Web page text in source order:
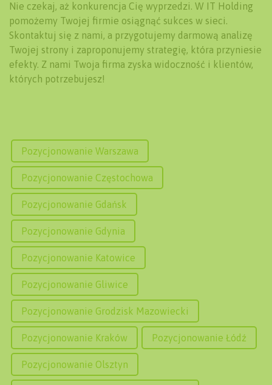
Nie czekaj, aż konkurencja Cię wyprzedzi. W IT Holding
pomożemy Twojej firmie osiągnąć sukces w sieci.
Skontaktuj się z nami, a przygotujemy darmową analizę
Twojej strony i zaproponujemy strategię, która przyniesie
efekty. Z nami Twoja firma zyska widoczność i klientów,
których potrzebujesz!
Pozycjonowanie Warszawa
Pozycjonowanie Częstochowa
Pozycjonowanie Gdańsk
Pozycjonowanie Gdynia
Pozycjonowanie Katowice
Pozycjonowanie Gliwice
Pozycjonowanie Grodzisk Mazowiecki
Pozycjonowanie Kraków Pozycjonowanie Łódź
Pozycjonowanie Olsztyn